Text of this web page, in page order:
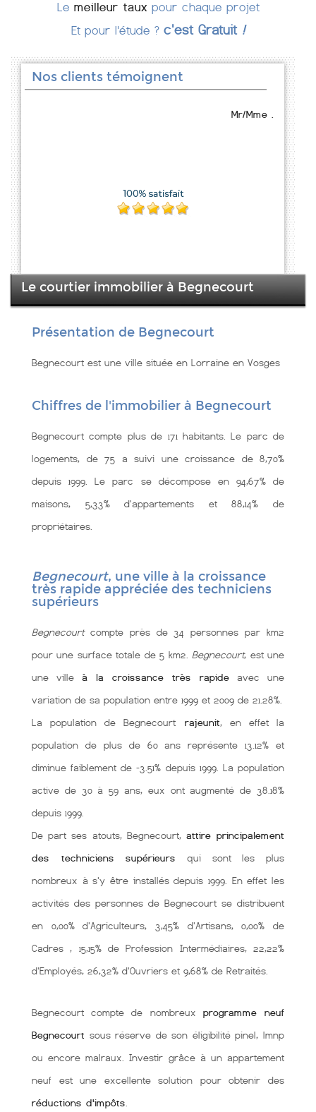
Le meilleur taux pour chaque projet
Et pour l'étude ? c'est Gratuit !
Nos clients témoignent
Mr/Mme .
Le courtier immobilier à Begnecourt
Présentation de Begnecourt
Begnecourt est une ville située en Lorraine en Vosges
Chiffres de l'immobilier à Begnecourt
Begnecourt compte plus de 171 habitants. Le parc de
logements, de 75 a suivi une croissance de 8,70%
depuis 1999. Le parc se décompose en 94,67% de
maisons, 5,33% d'appartements et 88,14% de
propriétaires.
Begnecourt, une ville à la croissance
très rapide appréciée des techniciens
supérieurs
Begnecourtcompte près de 34 personnes par km2
pour une surface totale de 5 km2. Begnecourt, est une
une ville à la croissance très rapide avec une
variation de sa population entre 1999 et 2009 de 21.28%.
La population de Begnecourt rajeunit, en effet la
population de plus de 60 ans représente 13.12% et
diminue faiblement de -3.51% depuis 1999. La population
active de 30 à 59 ans, eux ont augmenté de 38.18%
depuis 1999.
De part ses atouts, Begnecourt, attire principalement
des techniciens supérieurs qui sont les plus
nombreux à s'y être installés depuis 1999. En effet les
activités des personnes de Begnecourt se distribuent
en 0,00% d'Agriculteurs, 3,45% d'Artisans, 0,00% de
Cadres , 15,15% de Profession Intermédiaires, 22,22%
d'Employés, 26,32% d'Ouvriers et 9,68% de Retraités.
Begnecourt compte de nombreux programme neuf
Begnecourt sous réserve de son éligibilité pinel, lmnp
ou encore malraux. Investir grâce à un appartement
neuf est une excellente solution pour obtenir des
réductions d'impôts